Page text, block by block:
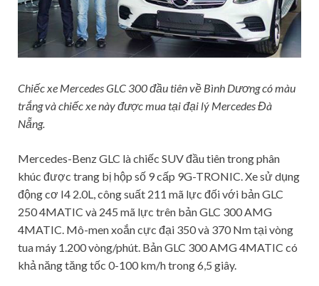
Chiếc xe Mercedes GLC 300 đầu tiên về Bình Dương có màu
trắng và chiếc xe này được mua tại đại lý Mercedes Đà
Nẵng.
Mercedes-Benz GLC là chiếc SUV đầu tiên trong phân
khúc được trang bị hộp số 9 cấp 9G-TRONIC. Xe sử dụng
động cơ I4 2.0L, công suất 211 mã lực đối với bản GLC
250 4MATIC và 245 mã lực trên bản GLC 300 AMG
4MATIC. Mô-men xoắn cực đại 350 và 370 Nm tại vòng
tua máy 1.200 vòng/phút. Bản GLC 300 AMG 4MATIC có
khả năng tăng tốc 0-100 km/h trong 6,5 giây.